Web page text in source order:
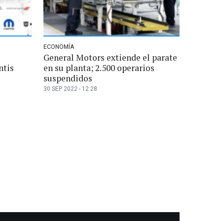
ECONOMÍA
General Motors extiende el parate
en su planta; 2.500 operarios
suspendidos
30 SEP 2022 - 12:28